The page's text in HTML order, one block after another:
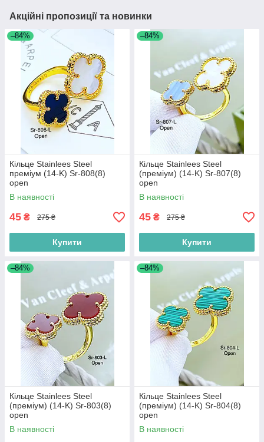
Акційні пропозиції та новинки
–84%
Кільце Stainlees Steel
преміум (14-K) Sr-808(8)
open
В наявності
45 ₴ 275 ₴
Купити
–84%
Кільце Stainlees Steel
(преміум) (14-K) Sr-807(8)
open
В наявності
45 ₴ 275 ₴
Купити
–84%
Кільце Stainlees Steel
(преміум) (14-K) Sr-803(8)
open
В наявності
–84%
Кільце Stainlees Steel
(преміум) (14-K) Sr-804(8)
open
В наявності